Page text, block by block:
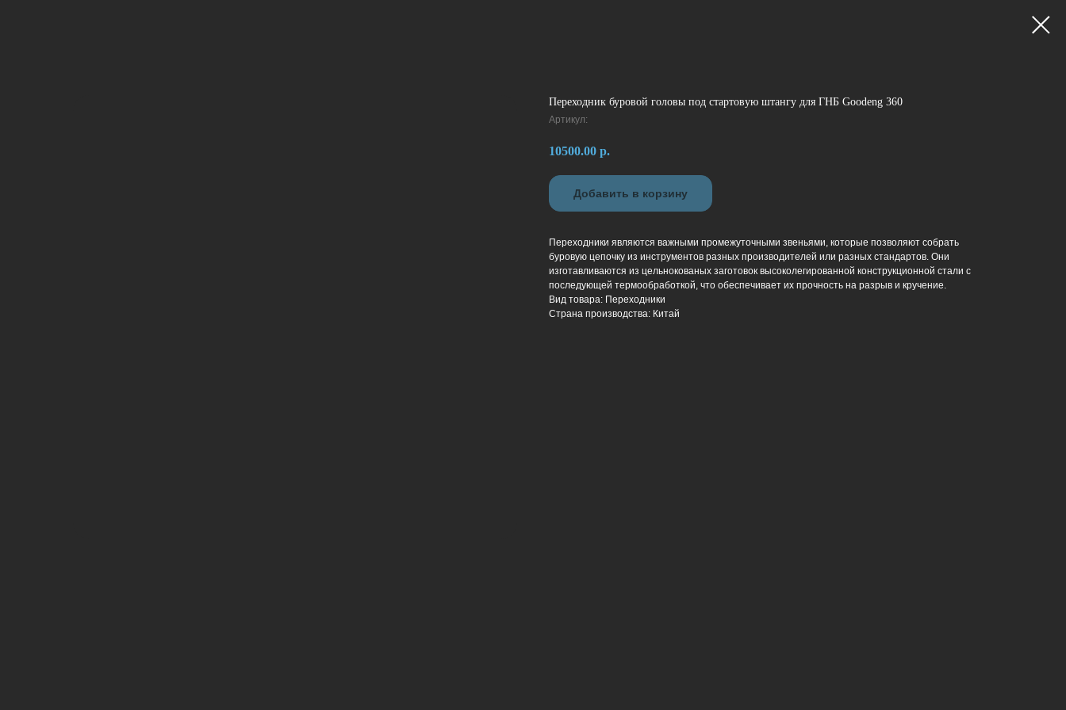
Переходник буровой головы под стартовую штангу для ГНБ Goodeng 360
Артикул:
10500.00 р.
Добавить в корзину
Переходники являются важными промежуточными звеньями, которые позволяют собрать
буровую цепочку из инструментов разных производителей или разных стандартов. Они
изготавливаются из цельнокованых заготовок высоколегированной конструкционной стали с
последующей термообработкой, что обеспечивает их прочность на разрыв и кручение.
Вид товара: Переходники
Страна производства: Китай